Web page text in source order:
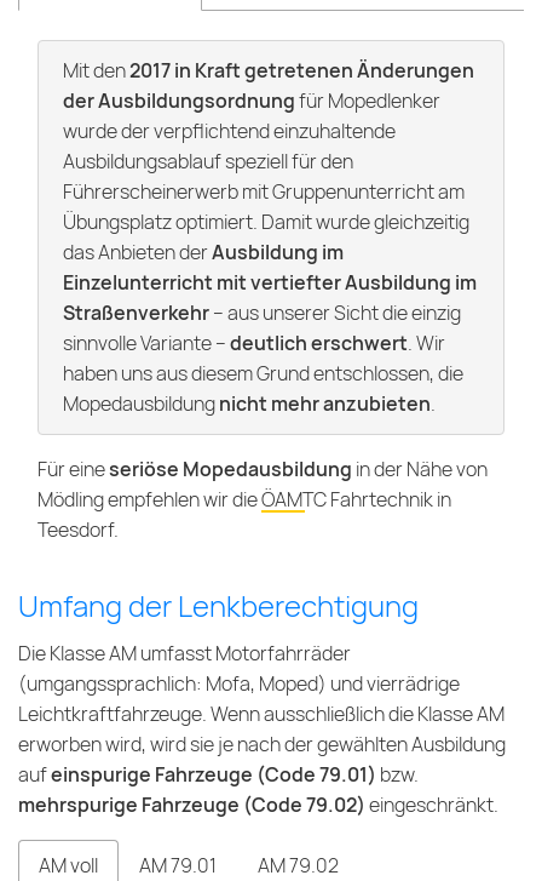
Mit den2017 in Kraft getretenen Änderungen
der Ausbildungsordnungfür Mopedlenker
wurde der verpflichtend einzuhaltende
Ausbildungsablauf speziell für den
Führerscheinerwerb mit Gruppenunterricht am
Übungsplatz optimiert. Damit wurde gleichzeitig
das Anbieten derAusbildung im
Einzelunterricht mit vertiefter Ausbildung im
Straßenverkehr– aus unserer Sicht die einzig
sinnvolle Variante –deutlich erschwert. Wir
haben uns aus diesem Grund entschlossen, die
Mopedausbildungnicht mehr anzubieten.
Für eineseriöse Mopedausbildung in der Nähe von
Mödling empfehlen wir dieÖAMTC Fahrtechnikin
Teesdorf.
Umfang der Lenkberechtigung
Die Klasse AM umfasst Motorfahrräder
(umgangssprachlich: Mofa, Moped) und vierrädrige
Leichtkraftfahrzeuge. Wenn ausschließlich die Klasse AM
erworben wird, wird sie je nach der gewählten Ausbildung
aufeinspurige Fahrzeuge (Code 79.01) bzw.
mehrspurige Fahrzeuge (Code 79.02) eingeschränkt.
AM voll AM 79.01 AM 79.02